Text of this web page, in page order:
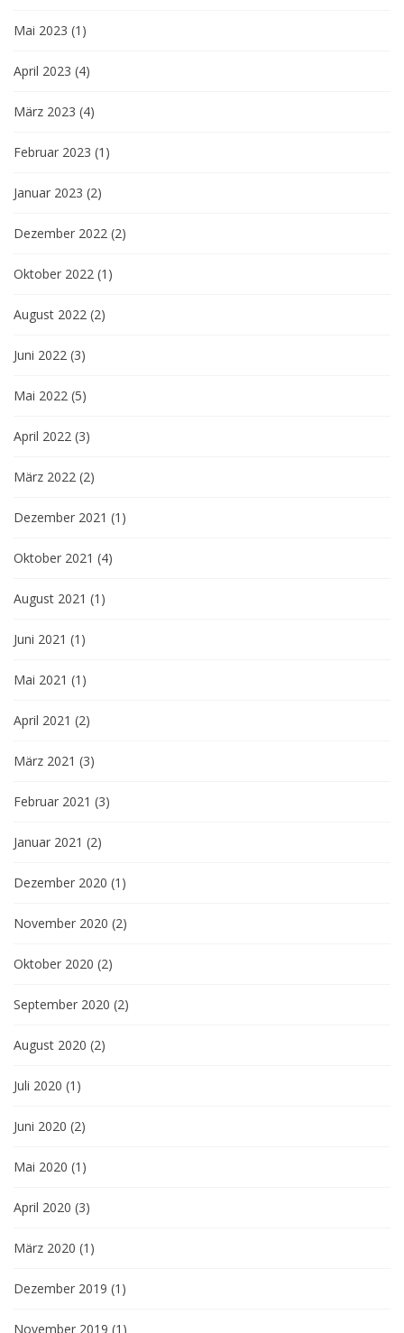
Mai 2023 (1)
April 2023 (4)
März 2023 (4)
Februar 2023 (1)
Januar 2023 (2)
Dezember 2022 (2)
Oktober 2022 (1)
August 2022 (2)
Juni 2022 (3)
Mai 2022 (5)
April 2022 (3)
März 2022 (2)
Dezember 2021 (1)
Oktober 2021 (4)
August 2021 (1)
Juni 2021 (1)
Mai 2021 (1)
April 2021 (2)
März 2021 (3)
Februar 2021 (3)
Januar 2021 (2)
Dezember 2020 (1)
November 2020 (2)
Oktober 2020 (2)
September 2020 (2)
August 2020 (2)
Juli 2020 (1)
Juni 2020 (2)
Mai 2020 (1)
April 2020 (3)
März 2020 (1)
Dezember 2019 (1)
November 2019 (1)